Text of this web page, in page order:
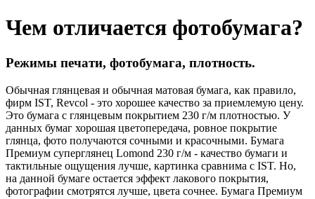
Чем отличается фотобумага?
Режимы печати, фотобумага, плотность.
Обычная глянцевая и обычная матовая бумага, как правило,
фирм IST, Revcol - это хорошее качество за приемлемую цену.
Это бумага с глянцевым покрытием 230 г/м плотностью. У
данных бумаг хорошая цветопередача, ровное покрытие
глянца, фото получаются сочными и красочными. Бумага
Премиум суперглянец Lomond 230 г/м - качество бумаги и
тактильные ощущения лучше, картинка сравнима с IST. Но,
на данной бумаге остается эффект лакового покрытия,
фотографии смотрятся лучше, цвета сочнее. Бумага Премиум